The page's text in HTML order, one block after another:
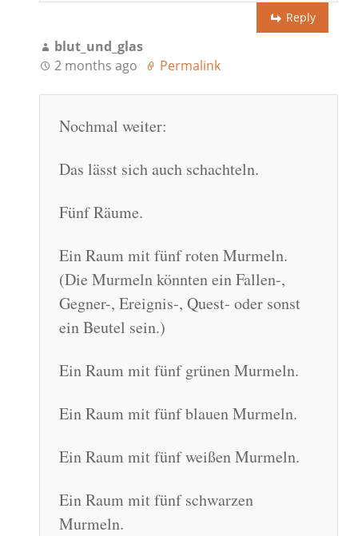
Reply
blut_und_glas
2 months ago
Permalink
Nochmal weiter:
Das lässt sich auch schachteln.
Fünf Räume.
Ein Raum mit fünf roten Murmeln.
(Die Murmeln könnten ein Fallen-,
Gegner-, Ereignis-, Quest- oder sonst
ein Beutel sein.)
Ein Raum mit fünf grünen Murmeln.
Ein Raum mit fünf blauen Murmeln.
Ein Raum mit fünf weißen Murmeln.
Ein Raum mit fünf schwarzen
Murmeln.